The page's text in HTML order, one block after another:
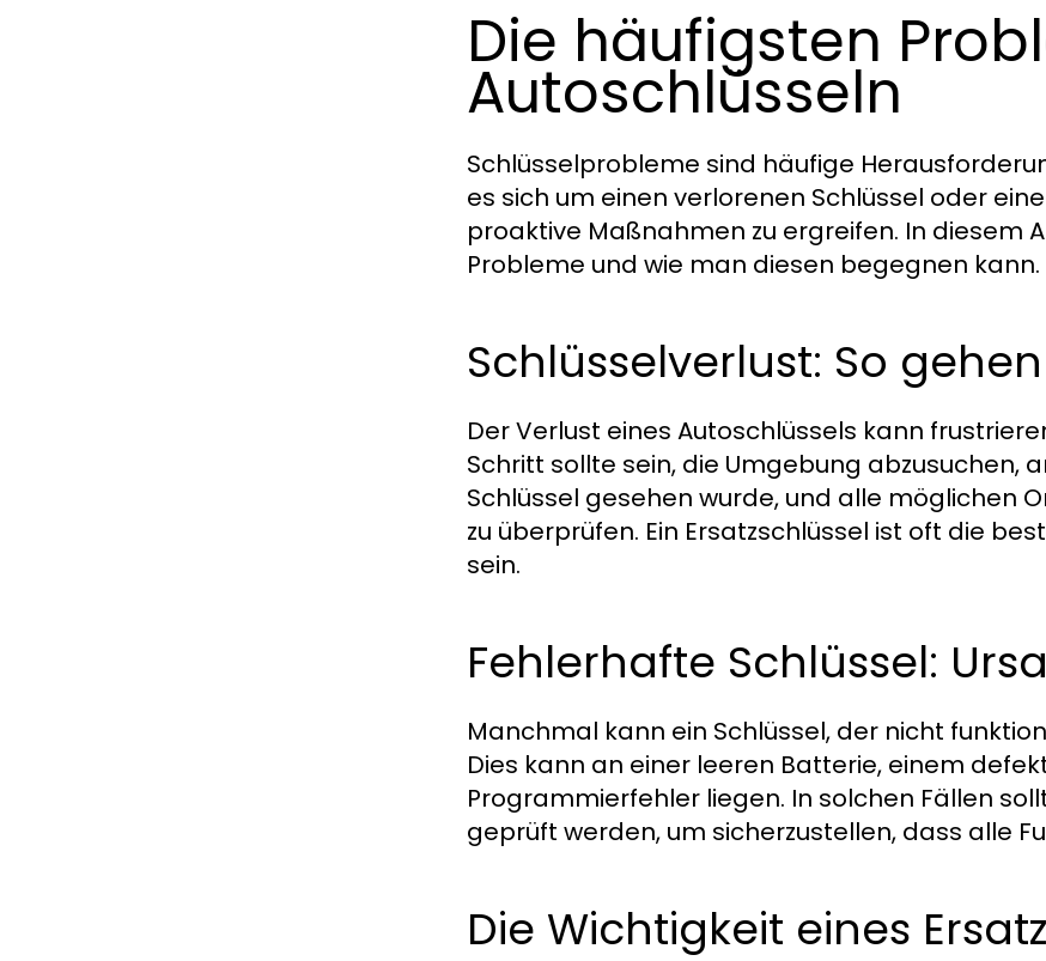
Die häufigsten
Autoschlüsseln
Schlüsselprobleme sind häufige
es sich um einen verlorenen Schlüssel oder
proaktive Maßnahmen zu ergreifen. In diesem
Probleme und wie man diesen begegnen kann.
Schlüsselverlust: So
Der Verlust eines Autoschlüssels kann
Schritt sollte sein, die Umgebung abzusuchen,
Schlüssel gesehen wurde, und alle möglichen
zu überprüfen. Ein Ersatzschlüssel ist oft die
sein.
Fehlerhafte Schlüssel:
Manchmal kann ein Schlüssel, der nicht
Dies kann an einer leeren Batterie, einem
Programmierfehler liegen. In solchen Fällen
geprüft werden, um sicherzustellen, dass alle
Die Wichtigkeit eines